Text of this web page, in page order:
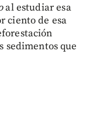
al estudiar esa
ciento de esa
sedimentos que